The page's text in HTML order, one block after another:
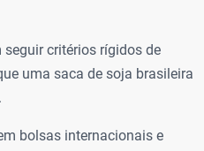
critérios rígidos de
uma saca de soja brasileira
bolsas internacionais e